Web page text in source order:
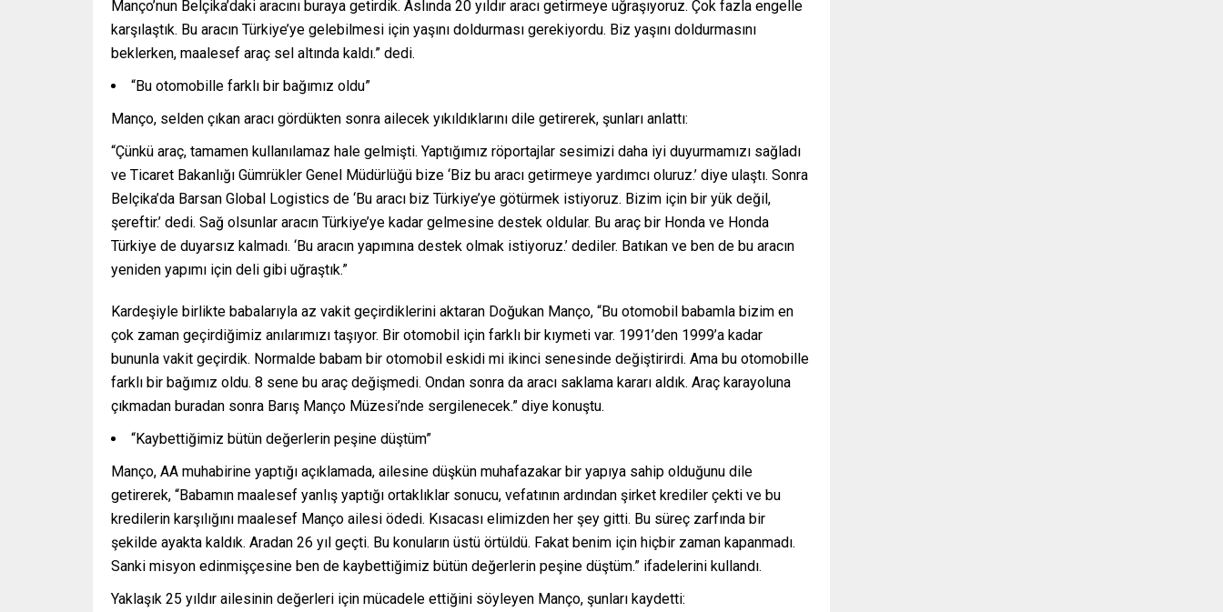
Manço’nun Belçika’daki aracını buraya getirdik. Aslında 20 yıldır aracı getirmeye uğraşıyoruz. Çok fazla engelle
karşılaştık. Bu aracın Türkiye’ye gelebilmesi için yaşını doldurması gerekiyordu. Biz yaşını doldurmasını
beklerken, maalesef araç sel altında kaldı.” dedi.
“Bu otomobille farklı bir bağımız oldu”
Manço, selden çıkan aracı gördükten sonra ailecek yıkıldıklarını dile getirerek, şunları anlattı:
“Çünkü araç, tamamen kullanılamaz hale gelmişti. Yaptığımız röportajlar sesimizi daha iyi duyurmamızı sağladı
ve Ticaret Bakanlığı Gümrükler Genel Müdürlüğü bize ‘Biz bu aracı getirmeye yardımcı oluruz.’ diye ulaştı. Sonra
Belçika’da Barsan Global Logistics de ‘Bu aracı biz Türkiye’ye götürmek istiyoruz. Bizim için bir yük değil,
şereftir.’ dedi. Sağ olsunlar aracın Türkiye’ye kadar gelmesine destek oldular. Bu araç bir Honda ve Honda
Türkiye de duyarsız kalmadı. ‘Bu aracın yapımına destek olmak istiyoruz.’ dediler. Batıkan ve ben de bu aracın
yeniden yapımı için deli gibi uğraştık.”
Kardeşiyle birlikte babalarıyla az vakit geçirdiklerini aktaran Doğukan Manço, “Bu otomobil babamla bizim en
çok zaman geçirdiğimiz anılarımızı taşıyor. Bir otomobil için farklı bir kıymeti var. 1991’den 1999’a kadar
bununla vakit geçirdik. Normalde babam bir otomobil eskidi mi ikinci senesinde değiştirirdi. Ama bu otomobille
farklı bir bağımız oldu. 8 sene bu araç değişmedi. Ondan sonra da aracı saklama kararı aldık. Araç karayoluna
çıkmadan buradan sonra Barış Manço Müzesi’nde sergilenecek.” diye konuştu.
“Kaybettiğimiz bütün değerlerin peşine düştüm”
Manço, AA muhabirine yaptığı açıklamada, ailesine düşkün muhafazakar bir yapıya sahip olduğunu dile
getirerek, “Babamın maalesef yanlış yaptığı ortaklıklar sonucu, vefatının ardından şirket krediler çekti ve bu
kredilerin karşılığını maalesef Manço ailesi ödedi. Kısacası elimizden her şey gitti. Bu süreç zarfında bir
şekilde ayakta kaldık. Aradan 26 yıl geçti. Bu konuların üstü örtüldü. Fakat benim için hiçbir zaman kapanmadı.
Sanki misyon edinmişçesine ben de kaybettiğimiz bütün değerlerin peşine düştüm.” ifadelerini kullandı.
Yaklaşık 25 yıldır ailesinin değerleri için mücadele ettiğini söyleyen Manço, şunları kaydetti: